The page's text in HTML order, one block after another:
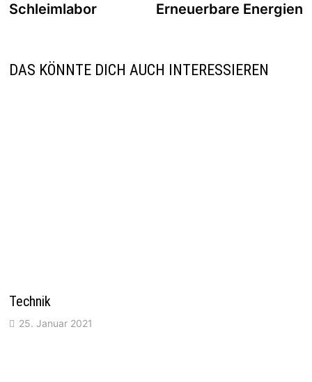
Beitrag:
Schleimlabor Erneuerbare Energien
DAS KÖNNTE DICH AUCH INTERESSIEREN
Technik
25. Januar 2021